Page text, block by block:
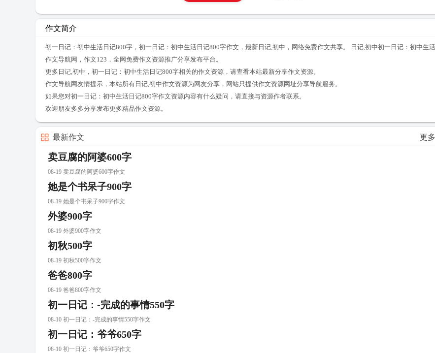
作文简介
初一日记：初中生活日记800字，初一日记：初中生活日记800字作文，最新日记,初中，网络免费作文共享。 日记,初中初一日记：初中生
作文导航网，作文123，全网免费作文资源推广分享发布平台。
更多日记,初中，初一日记：初中生活日记800字相关的作文资源，请查看本站最新分享作文资源。
作文导航网友情提示，本站所有日记,初中作文资源为网友分享，网站只提供作文资源网址分享导航服务。
如果您对初一日记：初中生活日记800字作文资源内容有什么疑问，请直接与资源作者联系。
欢迎朋友多多分享发布更多精品作文资源。
最新作文 更
卖豆腐的阿婆600字
08-19 卖豆腐的阿婆600字作文
她是个书呆子900字
08-19 她是个书呆子900字作文
外婆900字
08-19 外婆900字作文
初秋500字
08-19 初秋500字作文
爸爸800字
08-19 爸爸800字作文
初一日记：-完成的事情550字
08-10 初一日记：-完成的事情550字作文
初一日记：爷爷650字
08-10 初一日记：爷爷650字作文